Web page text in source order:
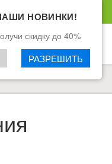
НОВИНКИ!
скидку до 40%
РАЗРЕШИТЬ